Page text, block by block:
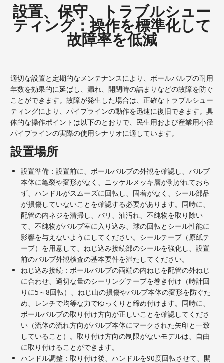
設置、保守、トラブルシュー
ティング：操作を標準化して
故障率を低減
適切な設置と定期的なメンテナンスにより、ボールバルブの耐用
年数を効果的に延ばし、漏れ、開閉時の詰まりなどの故障を防ぐ
ことができます。故障が発生した場合は、正確なトラブルシュー
ティングにより、パイプラインの動作を迅速に復旧できます。具
体的な操作ポイントは以下のとおりで、民生用および産業用小径
パイプラインの実際の使用シナリオに適しています。
設置場所
設置準備：設置前に、ボールバルブの外観を確認し、バルブ
本体に亀裂や変形がなく、ニッケルメッキ層が剥がれておら
ず、ハンドルがスムーズに回転し、固着がなく、シール部品
が損傷していないことを確認する必要があります。同時に、
配管の内ネジを清掃し、バリ、油汚れ、不純物を取り除い
て、不純物がバルブ室に入り込み、球の回転とシール性能に
影響を与えないようにしてください。シールテープ（原紙テ
ープ）を用意して、ねじ込み接続部のシールを強化し、設置
前のバルブ外観検査の基本要件を満たしてください。
ねじ込み接続：ボールバルブの両端の内ねじを配管の外ねじ
に合わせ、適切な量のシーリングテープを巻き付け（時計回
りに5～8回転）、ねじ山の損傷やバルブ本体の変形を防ぐた
め、レンチで均等な力でゆっくりと締め付けます。同時に、
ボールバルブの取り付け方向が正しいことを確認してくださ
い（流体の流れ方向がバルブ本体にマークされた矢印と一致
していること）。取り付け方向の制限がないモデルは、自由
に取り付けることができます。
ハンドル調整：取り付け後、ハンドルを90度回転させて、開